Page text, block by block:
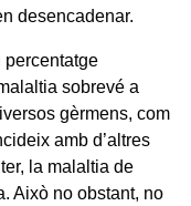
desencadenar.
percentatge
sobrevé a
gèrmens, com
amb d’altres
la malaltia de
Això no obstant, no